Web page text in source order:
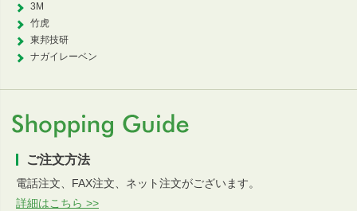
3M
竹虎
東邦技研
ナガイレーベン
ご注文方法
電話注文、FAX注文、ネット注文がございます。
詳細はこちら >>